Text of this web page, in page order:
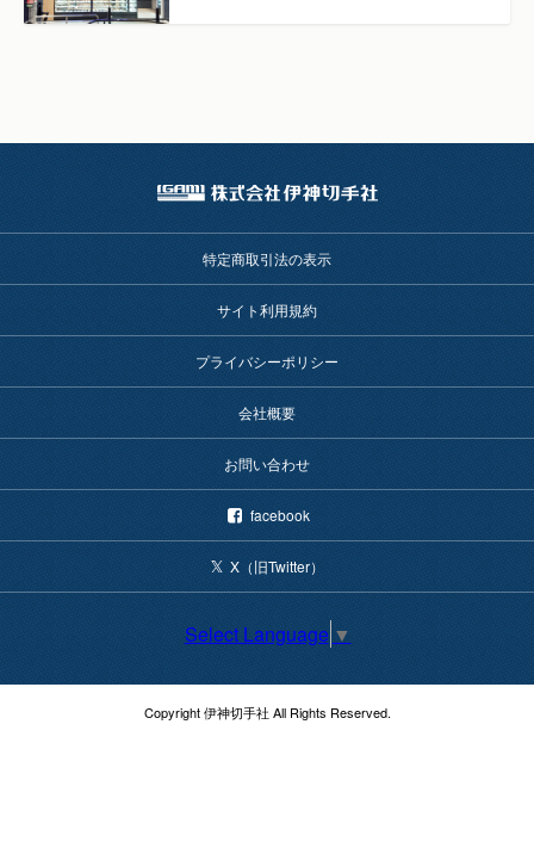
特定商取引法の表示
サイト利用規約
プライバシーポリシー
会社概要
お問い合わせ
facebook
X（旧Twitter）
Select Language ▼
Copyright 伊神切手社 All Rights Reserved.